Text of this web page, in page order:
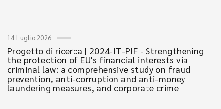
14 Luglio 2026
Progetto di ricerca | 2024-IT-PIF - Strengthening
the protection of EU's financial interests via
criminal law: a comprehensive study on fraud
prevention, anti-corruption and anti-money
laundering measures, and corporate crime